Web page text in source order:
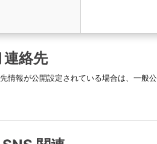
連絡先
情報が公開設定されている場合は、一般